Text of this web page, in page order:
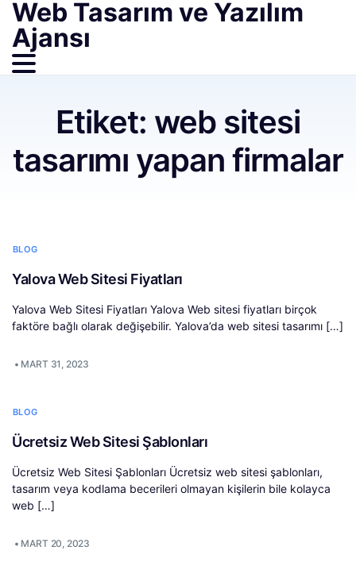
Web Tasarım ve Yazılım
Ajansı
Etiket: web sitesi
tasarımı yapan firmalar
BLOG
Yalova Web Sitesi Fiyatları
Yalova Web Sitesi Fiyatları Yalova Web sitesi fiyatları birçok
faktöre bağlı olarak değişebilir. Yalova’da web sitesi tasarımı […]
• MART 31, 2023
BLOG
Ücretsiz Web Sitesi Şablonları
Ücretsiz Web Sitesi Şablonları Ücretsiz web sitesi şablonları,
tasarım veya kodlama becerileri olmayan kişilerin bile kolayca
web […]
• MART 20, 2023